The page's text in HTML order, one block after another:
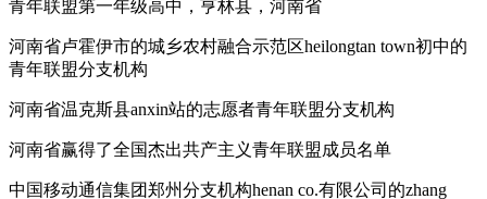
青年联盟第一年级高中，亨林县，河南省
河南省卢霍伊市的城乡农村融合示范区heilongtan town初中的
青年联盟分支机构
河南省温克斯县anxin站的志愿者青年联盟分支机构
河南省赢得了全国杰出共产主义青年联盟成员名单
中国移动通信集团郑州分支机构henan co.有限公司的zhang